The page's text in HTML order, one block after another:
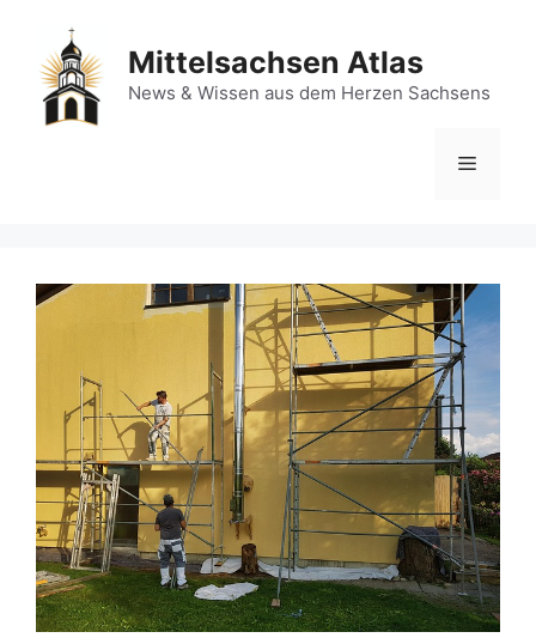
springen
Mittelsachsen Atlas
News & Wissen aus dem Herzen Sachsens
Menü